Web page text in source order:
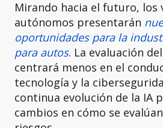
Mirando hacia el futuro, los
autónomos presentarán
oportunidades para la
para autos. La evaluación
centrará menos en el
tecnología y la
continua evolución de la IA
cambios en cómo se